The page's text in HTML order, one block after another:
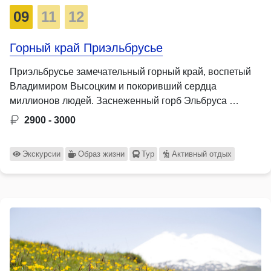
09 11 12
Горный край Приэльбрусье
Приэльбрусье замечательный горный край, воспетый
Владимиром Высоцким и покоривший сердца
миллионов людей. Заснеженный горб Эльбруса …
2900 - 3000
Экскурсии Образ жизни Тур Активный отдых